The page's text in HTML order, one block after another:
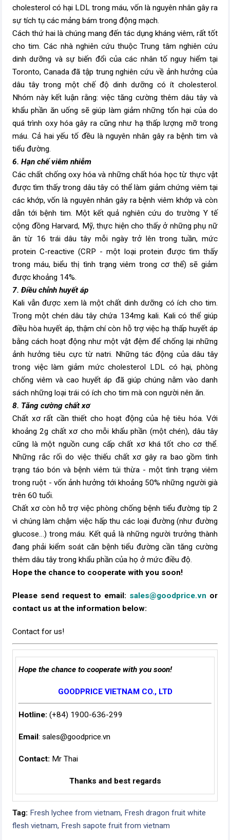
cholesterol có hại LDL trong máu, vốn là nguyên nhân gây ra
sự tích tụ các mảng bám trong động mạch.
Cách thứ hai là chúng mang đến tác dụng kháng viêm, rất tốt
cho tim. Các nhà nghiên cứu thuộc Trung tâm nghiên cứu
dinh dưỡng và sự biến đổi của các nhân tố nguy hiểm tại
Toronto, Canada đã tập trung nghiên cứu về ảnh hưởng của
dâu tây trong một chế độ dinh dưỡng có ít cholesterol.
Nhóm này kết luận rằng: việc tăng cường thêm dâu tây và
khẩu phần ăn uống sẽ giúp làm giảm những tổn hại của do
quá trình oxy hóa gây ra cũng như hạ thấp lượng mỡ trong
máu. Cả hai yếu tố đều là nguyên nhân gây ra bệnh tim và
tiểu đường.
6. Hạn chế viêm nhiễm
Các chất chống oxy hóa và những chất hóa học từ thực vật
được tìm thấy trong dâu tây có thể làm giảm chứng viêm tại
các khớp, vốn là nguyên nhân gây ra bệnh viêm khớp và còn
dẫn tới bệnh tim. Một kết quả nghiên cứu do trường Y tế
cộng đồng Harvard, Mỹ, thực hiện cho thấy ở những phụ nữ
ăn từ 16 trái dâu tây mỗi ngày trở lên trong tuần, mức
protein C-reactive (CRP - một loại protein được tìm thấy
trong máu, biểu thị tình trạng viêm trong cơ thể) sẽ giảm
được khoảng 14%.
7. Điều chỉnh huyết áp
Kali vẫn được xem là một chất dinh dưỡng có ích cho tim.
Trong một chén dâu tây chứa 134mg kali. Kali có thể giúp
điều hòa huyết áp, thậm chí còn hỗ trợ việc hạ thấp huyết áp
bằng cách hoạt động như một vật đệm để chống lại những
ảnh hưởng tiêu cực từ natri. Những tác động của dâu tây
trong việc làm giảm mức cholesterol LDL có hại, phòng
chống viêm và cao huyết áp đã giúp chúng nằm vào danh
sách những loại trái có ích cho tim mà con người nên ăn.
8. Tăng cường chất xơ
Chất xơ rất cần thiết cho hoạt động của hệ tiêu hóa. Với
khoảng 2g chất xơ cho mỗi khẩu phần (một chén), dâu tây
cũng là một nguồn cung cấp chất xơ khá tốt cho cơ thể.
Những rắc rối do việc thiếu chất xơ gây ra bao gồm tình
trạng táo bón và bệnh viêm túi thừa - một tình trạng viêm
trong ruột - vốn ảnh hưởng tới khoảng 50% những người già
trên 60 tuổi.
Chất xơ còn hỗ trợ việc phòng chống bệnh tiểu đường típ 2
vì chúng làm chậm việc hấp thu các loại đường (như đường
glucose…) trong máu. Kết quả là những người trưởng thành
đang phải kiểm soát căn bệnh tiểu đường cần tăng cường
thêm dâu tây trong khẩu phần của họ ở mức điều độ.
Hope the chance to cooperate with you soon!
Please send request to email: sales@goodprice.vn or
contact us at the information below:​
Contact for us!
Hope the chance to cooperate with you soon!
GOODPRICE VIETNAM CO., LTD
Hotline: (+84) 1900-636-299
Email: sales@goodprice.vn
Contact: Mr Thai
Thanks and best regards
Tag: Fresh lychee from vietnam, Fresh dragon fruit white
flesh vietnam, Fresh sapote fruit from vietnam